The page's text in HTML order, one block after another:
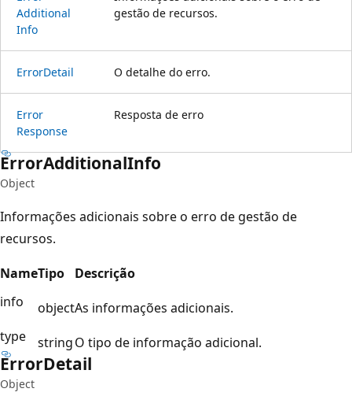
Additional
Info
gestão de recursos.
ErrorDetail O detalhe do erro.
Error
Response
Resposta de erro
ErrorAdditionalInfo
Object
Informações adicionais sobre o erro de gestão de
recursos.
NameTipo
Descrição
info
objectAs informações adicionais.
type
stringO tipo de informação adicional.
ErrorDetail
Object